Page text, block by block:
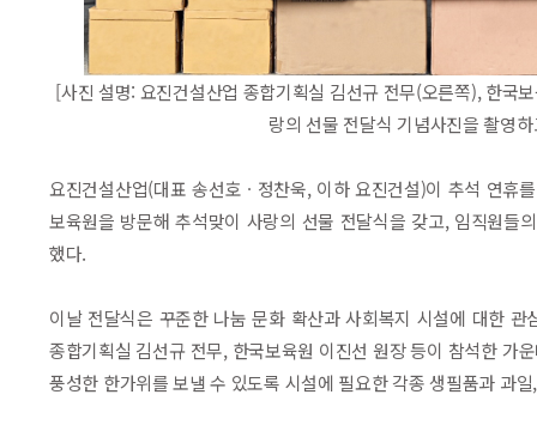
[사진 설명: 요진건설산업 종합기획실 김선규 전무(오른쪽), 한국
랑의 선물 전달식 기념사진을 촬영
요진건설산업(대표 송선호ㆍ정찬욱, 이하 요진건설)이 추석 연휴
보육원을 방문해 추석맞이 사랑의 선물 전달식을 갖고, 임직원들
했다.
이날 전달식은 꾸준한 나눔 문화 확산과 사회복지 시설에 대한
종합기획실 김선규 전무, 한국보육원 이진선 원장 등이 참석한 가
풍성한 한가위를 보낼 수 있도록 시설에 필요한 각종 생필품과 과